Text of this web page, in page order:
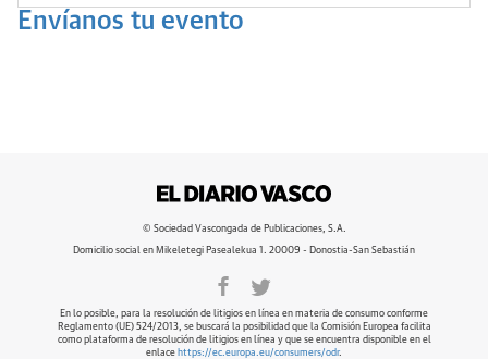
Envíanos tu evento
© Sociedad Vascongada de Publicaciones, S.A.
Domicilio social en Mikeletegi Pasealekua 1. 20009 - Donostia-San Sebastián
En lo posible, para la resolución de litigios en línea en materia de consumo conforme
Reglamento (UE) 524/2013, se buscará la posibilidad que la Comisión Europea facilita
como plataforma de resolución de litigios en línea y que se encuentra disponible en el
enlace https://ec.europa.eu/consumers/odr.